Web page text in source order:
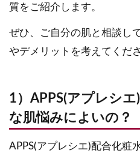
質をご紹介します。
ぜひ、ご自分の肌と相談し
やデメリットを考えてくだ
1）APPS(アプレシ
な肌悩みによいの？
APPS(アプレシエ)配合化粧